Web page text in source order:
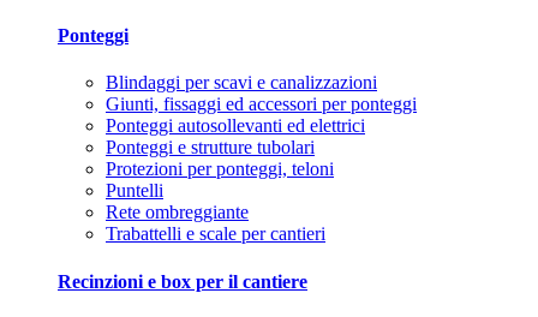
Ponteggi
Blindaggi per scavi e canalizzazioni
Giunti, fissaggi ed accessori per ponteggi
Ponteggi autosollevanti ed elettrici
Ponteggi e strutture tubolari
Protezioni per ponteggi, teloni
Puntelli
Rete ombreggiante
Trabattelli e scale per cantieri
Recinzioni e box per il cantiere